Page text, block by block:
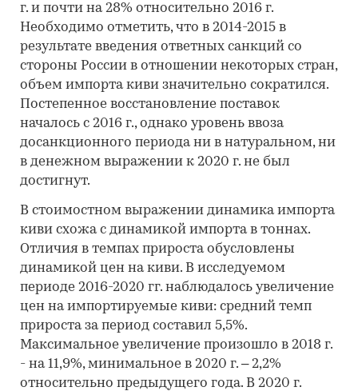
г. и почти на 28% относительно 2016 г.
Необходимо отметить, что в 2014-2015 в
результате введения ответных санкций со
стороны России в отношении некоторых стран,
объем импорта киви значительно сократился.
Постепенное восстановление поставок
началось с 2016 г., однако уровень ввоза
досанкционного периода ни в натуральном, ни
в денежном выражении к 2020 г. не был
достигнут.
В стоимостном выражении динамика импорта
киви схожа с динамикой импорта в тоннах.
Отличия в темпах прироста обусловлены
динамикой цен на киви. В исследуемом
периоде 2016-2020 гг. наблюдалось увеличение
цен на импортируемые киви: средний темп
прироста за период составил 5,5%.
Максимальное увеличение произошло в 2018 г.
- на 11,9%, минимальное в 2020 г. – 2,2%
относительно предыдущего года. В 2020 г.